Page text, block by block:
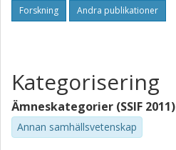
Forskning Andra publikationer
Kategorisering
Ämneskategorier (SSIF 2011)
Annan samhällsvetenskap